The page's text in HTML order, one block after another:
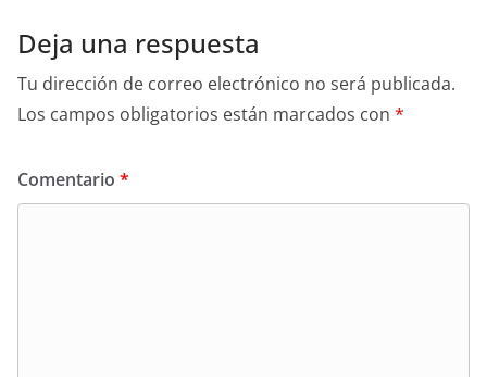
Deja una respuesta
Tu dirección de correo electrónico no será publicada.
Los campos obligatorios están marcados con *
Comentario *